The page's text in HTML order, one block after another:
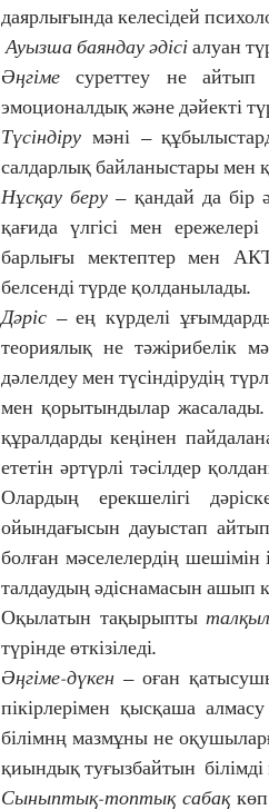
даярлығында келесідей
Ауызша баяндау әдісі алуан
Әңгіме суреттеу не айтып
эмоционалдық және дәйекті
Түсіндіру мәні –
салдарлық байланыстары мен
Нұсқау беру – қандай да бір
қағида үлгісі мен
барлығы мектептер мен
белсенді түрде қолданылады.
Дәріс – ең күрделі
теориялық не тәжірибелік
дәлелдеу мен түсіндірудің
мен қорытындылар
құралдарды кеңінен
ететін әртүрлі тәсілдер
Олардың ерекшелігі
ойындағысын дауыстап
болған мәселелердің
талдаудың әдіснамасын ашып
Оқылатын тақырыпты
түрінде өткізіледі.
Әңгіме-дүкен – оған
пікірлерімен қысқаша
білімнң мазмұны не
қиындық туғызбайтын  білімді
Сыныптық-топтық сабақ көп